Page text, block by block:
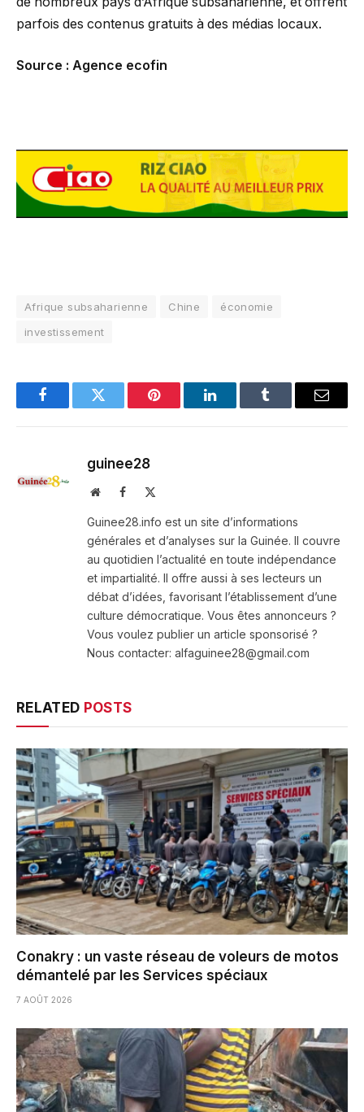
parfois des contenus gratuits à des médias locaux.
Source : Agence ecofin
Afrique subsaharienne Chine
économie
investissement
FacebookTwitter Pinterest LinkedInTumblr Email
guinee28
WebsiteFacebook
Guinee28.info est un site d’informations
générales et d’analyses sur la Guinée. Il couvre
au quotidien l’actualité en toute indépendance
et impartialité. Il offre aussi à ses lecteurs un
débat d’idées, favorisant l’établissement d’une
culture démocratique. Vous êtes annonceurs ?
Vous voulez publier un article sponsorisé ?
Nous contacter: alfaguinee28@gmail.com
RELATED POSTS
Conakry : un vaste réseau de voleurs de motos
démantelé par les Services spéciaux
7 AOÛT 2026